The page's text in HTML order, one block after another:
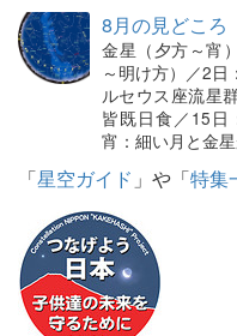
8月の見どころ
金星（夕方～宵
～明け方）／2
ルセウス座流星
皆既日食／15日
宵：細い月と金
「星空ガイド 」や「特集